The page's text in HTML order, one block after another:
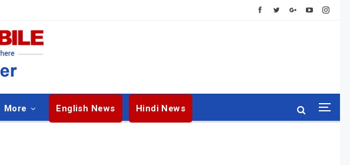
More English News Hindi News